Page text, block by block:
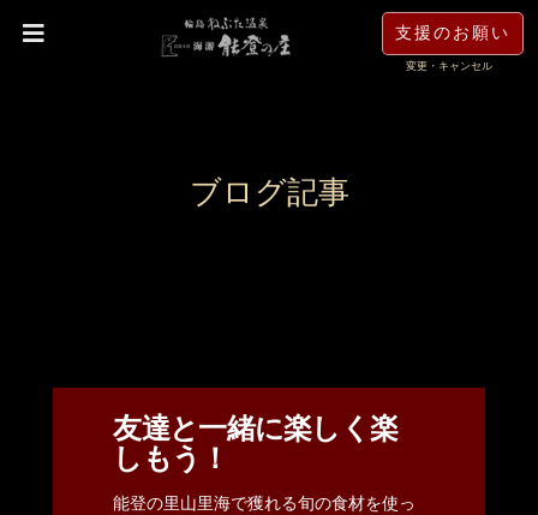
支援のお願い
変更・キャンセル
ブログ記事
友達と一緒に楽しく楽
しもう！
能登の里山里海で獲れる旬の食材を使っ